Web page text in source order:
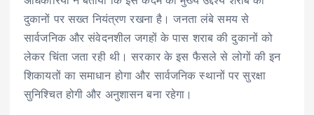
दुकानों पर सख्त नियंत्रण रखना है। जनता लंबे समय से
सार्वजनिक और संवेदनशील जगहों के पास शराब की दुकानों को
लेकर चिंता जता रही थी। सरकार के इस फैसले से लोगों की इन
शिकायतों का समाधान होगा और सार्वजनिक स्थानों पर सुरक्षा
सुनिश्चित होगी और अनुशासन बना रहेगा।